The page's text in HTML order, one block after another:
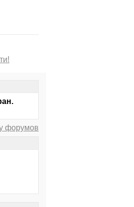
форумов